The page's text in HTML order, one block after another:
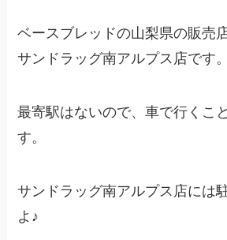
ベースブレッドの山梨県の販売
サンドラッグ南アルプス店です。
最寄駅はないので、車で行くこ
す。
サンドラッグ南アルプス店には
よ♪